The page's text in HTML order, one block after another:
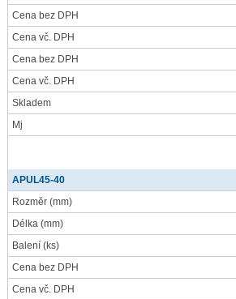
Cena bez DPH
Cena vč. DPH
Cena bez DPH
Cena vč. DPH
Skladem
Mj
APUL45-40
Rozměr (mm)
Délka (mm)
Balení (ks)
Cena bez DPH
Cena vč. DPH